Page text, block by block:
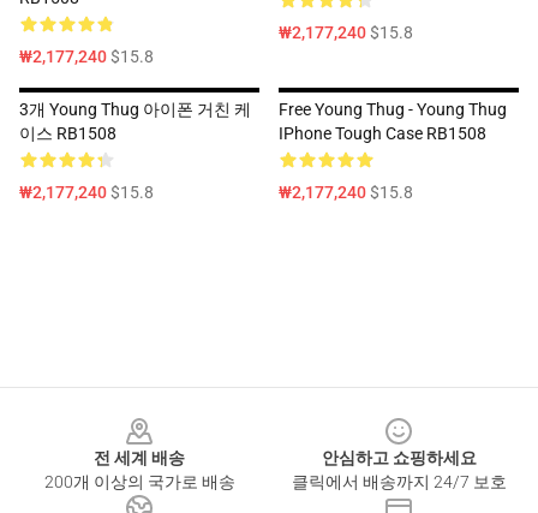
₩2,177,240$15.8
₩2,177,240$15.8
3개 Young Thug 아이폰 거친 케
이스 RB1508
₩2,177,240$15.8
Free Young Thug - Young Thug
IPhone Tough Case RB1508
₩2,177,240$15.8
전 세계 배송
200개 이상의 국가로 배송
안심하고 쇼핑하세요
클릭에서 배송까지 24/7 보호